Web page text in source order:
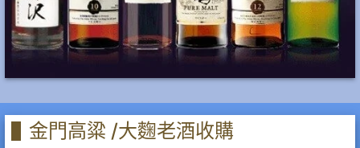
金門高粱 /大麴老酒收購